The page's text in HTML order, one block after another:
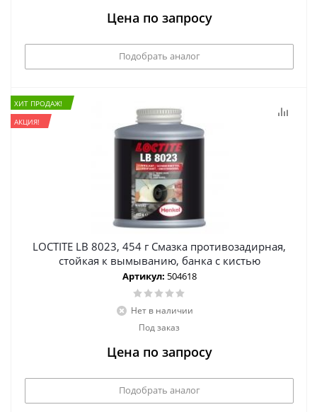
Цена по запросу
Подобрать аналог
ХИТ ПРОДАЖ!
АКЦИЯ!
LOCTITE LB 8023, 454 г Смазка противозадирная,
стойкая к вымыванию, банка с кистью
Артикул: 504618
Нет в наличии
Под заказ
Цена по запросу
Подобрать аналог